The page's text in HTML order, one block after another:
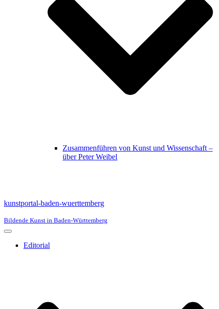
Zusammenführen von Kunst und Wissenschaft –
über Peter Weibel
kunstportal-baden-wuerttemberg
Bildende Kunst in Baden-Württemberg
Navigationsmenü
Editorial